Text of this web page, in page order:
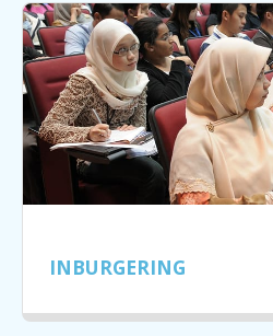
INBURGERING